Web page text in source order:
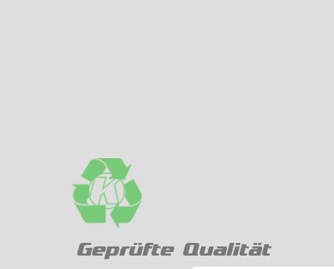
Geprüfte Qualität